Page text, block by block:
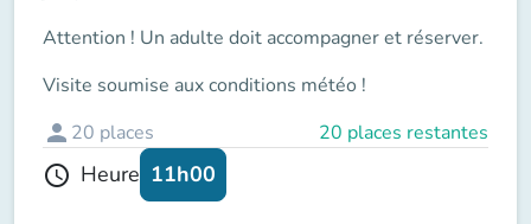
Attention ! Un adulte doit accompagneret réserver.
Visite soumise aux conditions météo !
person 20 places 20 places restantes
schedule Heure 11h00